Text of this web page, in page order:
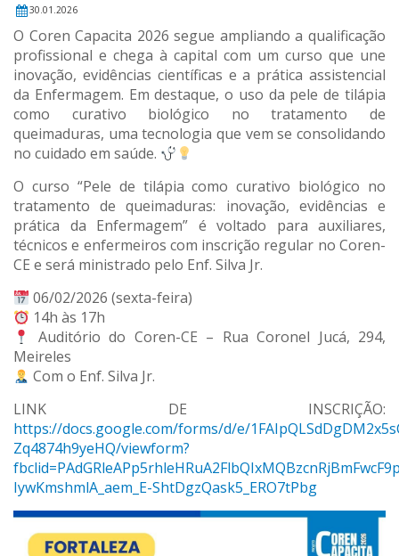
30.01.2026
O Coren Capacita 2026 segue ampliando a qualificação
profissional e chega à capital com um curso que une
inovação, evidências científicas e a prática assistencial
da Enfermagem. Em destaque, o uso da pele de tilápia
como curativo biológico no tratamento de
queimaduras, uma tecnologia que vem se consolidando
no cuidado em saúde.
O curso “Pele de tilápia como curativo biológico no
tratamento de queimaduras: inovação, evidências e
prática da Enfermagem” é voltado para auxiliares,
técnicos e enfermeiros com inscrição regular no Coren-
CE e será ministrado pelo Enf. Silva Jr.
06/02/2026 (sexta-feira)
14h às 17h
Auditório do Coren-CE – Rua Coronel Jucá, 294,
Meireles
Com o Enf. Silva Jr.
LINK DE INSCRIÇÃO:
https://docs.google.com/forms/d/e/
Zq4874h9yeHQ/viewform?
IywKmshmlA_aem_E-ShtDgzQask5_ERO7tPbg